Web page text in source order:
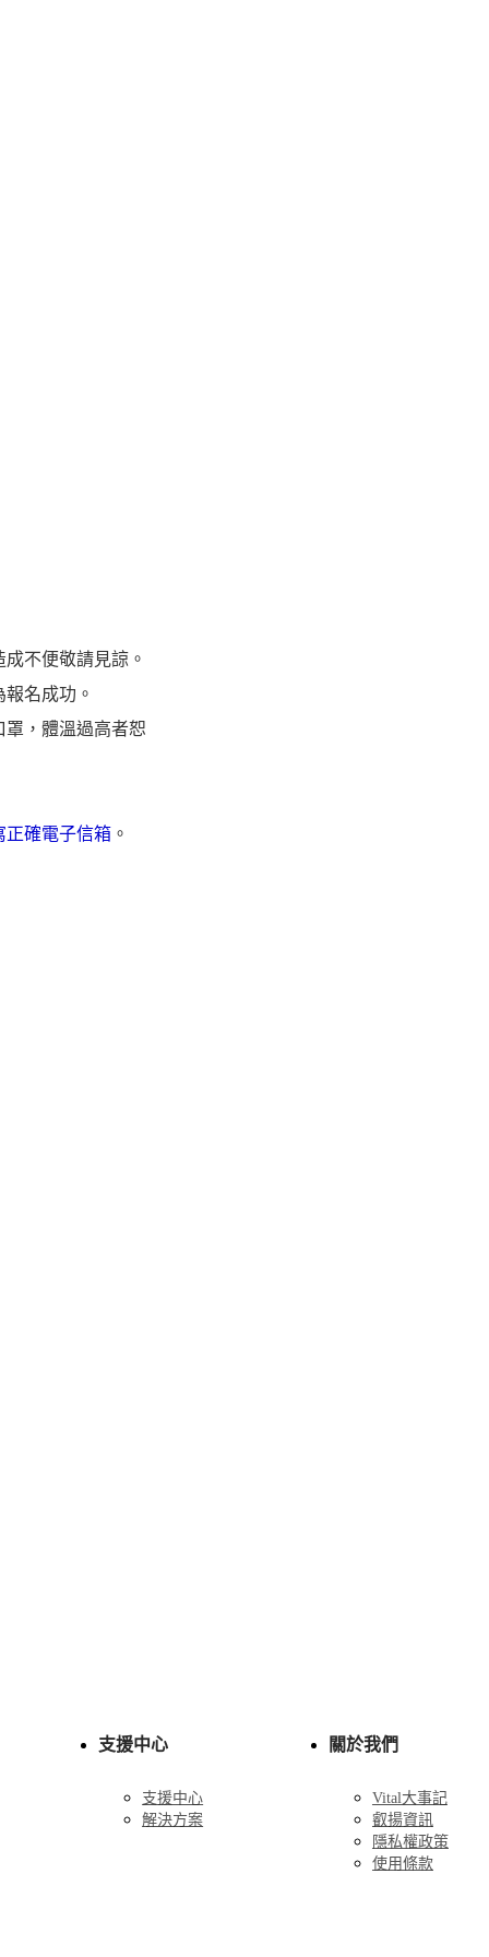
不便敬請見諒。
名成功。
，體溫過高者恕
正確電子信箱 。
支援中心
支援中心
解決方案
關於我們
Vital大事記
叡揚資訊
隱私權政策
使用條款